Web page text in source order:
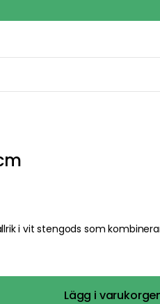
i vit stengods som
Lägg i